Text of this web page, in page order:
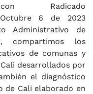
con Radicado
Octubre 6 de 2023
Administrativo de
compartimos los
de comunas y
desarrollados por
el diagnóstico
de Cali elaborado en